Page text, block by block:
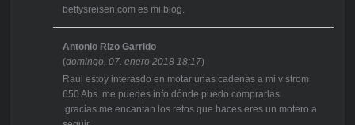
bettysreisen.com es mi blog.
Antonio Rizo Garrido
(domingo, 07. enero 2018 18:17)
Raul estoy interasdo en motar unas cadenas a mi v strom
650 Abs..me puedes info dónde puedo comprarlas
.gracias.me encantan los retos que haces eres un motero a